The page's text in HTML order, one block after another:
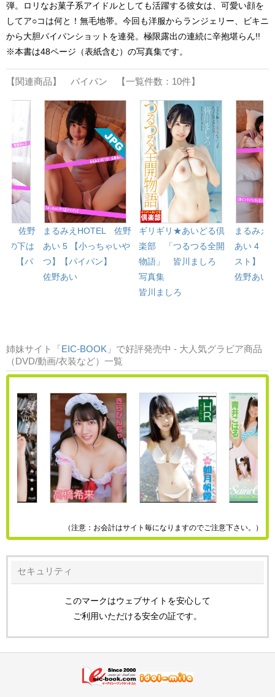
弾。ロリなお菓子系アイドルとしても活躍する彼女は、可愛い顔を
してア○コは何と！無毛地帯。今回も洋服からランジェリー、ビキニ
から大胆パイパンショットを連発。極限露出の連続に辛抱堪らん!!
※本書は48ページ（表紙含む）の写真集です。
【関連商品】 パイパン 【一覧件数：10件】
佐野
の下は
】【パ
まるみえHOTEL 佐野
あい 5 【小っちゃいや
つ】【パイパン】
佐野あい
ギリギリ★あいどる倶
楽部 「つるつる全開
物語」 皆川ましろ
写真集
皆川ましろ
まるみえ
あい 4 【
スト】【
佐野あい
姉妹サイト「EIC-BOOK 」で好評発売中 - 大人気グラビア商品
（DVD/動画/衣装など）一覧
（注意：お会計はサイト毎になりますのでご注意下さい。）
セキュリティ
このマークはウェブサイトを安心して
ご利用いただける安全の証です。